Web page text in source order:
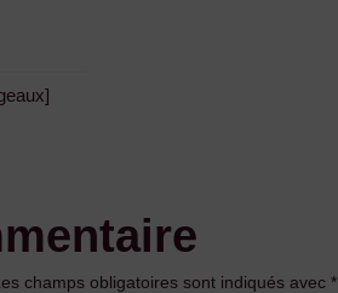
champs obligatoires sont indiqués avec*